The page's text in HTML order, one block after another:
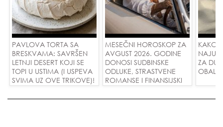
PAVLOVA TORTA SA
BRESKVAMA: SAVRŠEN
LETNJI DESERT KOJI SE
TOPI U USTIMA (I USPEVA
SVIMA UZ OVE TRIKOVE)!
MESEČNI HOROSKOP ZA
AVGUST 2026. GODINE
DONOSI SUDBINSKE
ODLUKE, STRASTVENE
ROMANSE I FINANSIJSKI
KAKO
ZA